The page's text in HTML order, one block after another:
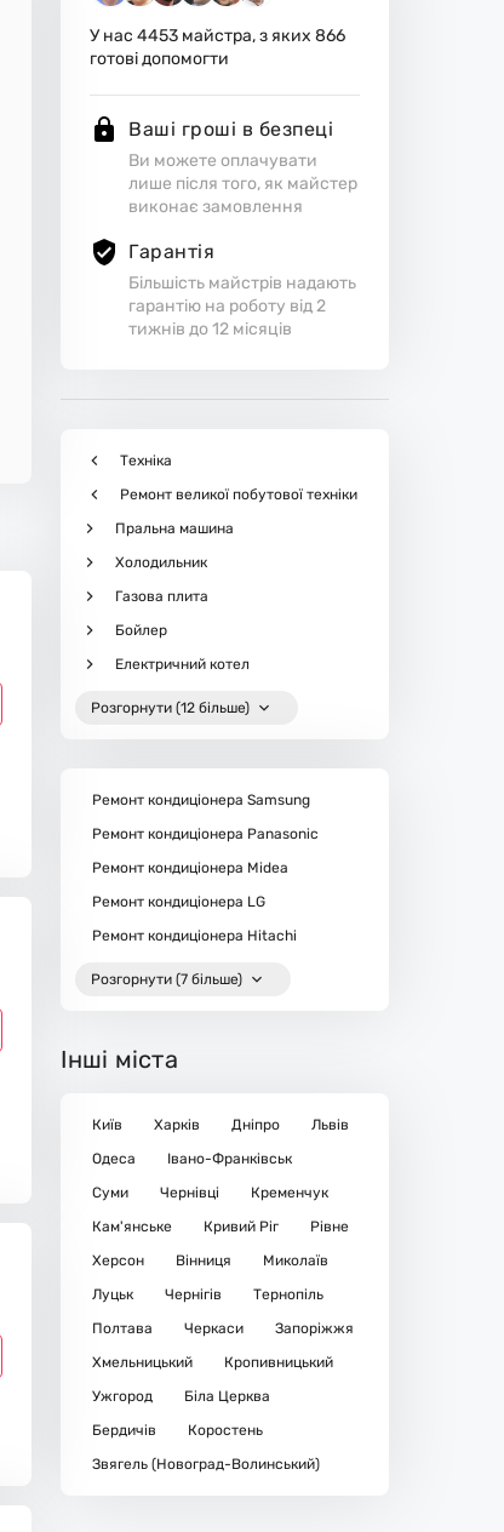
У нас4453 майстра, з яких866
готові допомогти
Ваші гроші в безпеці
Ви можете оплачувати
лише після того, як майстер
виконає замовлення
Гарантія
Більшість майстрів надають
гарантію на роботу від 2
тижнів до 12 місяців
Техніка
Ремонт великої побутової техніки
Пральна машина
Холодильник
Газова плита
Бойлер
Електричний котел
Розгорнути (12 більше)
Ремонт кондиціонера Samsung
Ремонт кондиціонера Panasonic
Ремонт кондиціонера Midea
Ремонт кондиціонера LG
Ремонт кондиціонера Hitachi
Розгорнути (7 більше)
Інші міста
Київ Харків Дніпро
Львів
Одеса
Івано-Франківськ
Суми
Чернівці
Кременчук
Кам'янське
Кривий Ріг
Рівне
Херсон
Вінниця
Миколаїв
Луцьк
Чернігів
Тернопіль
Полтава
Черкаси
Запоріжжя
Хмельницький
Кропивницький
Ужгород
Біла Церква
Бердичів
Коростень
Звягель (Новоград-Волинський)